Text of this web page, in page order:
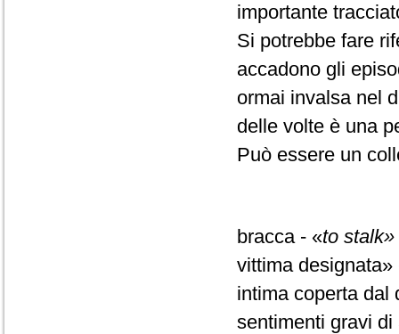
importante
Si potrebbe fare
accadono gli
ormai invalsa nel
delle volte è una
Può essere un
bracca - «to stalk»
vittima
intima coperta dal
sentimenti gravi